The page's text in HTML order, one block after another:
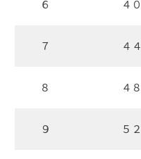
６ ４０
７ ４４
８ ４８
９ ５２